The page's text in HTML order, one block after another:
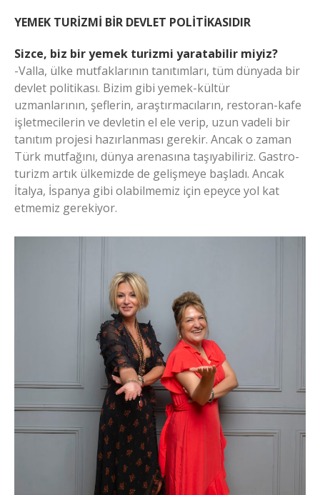
YEMEK TURİZMİ BİR DEVLET POLİTİKASIDIR
Sizce, biz bir yemek turizmi yaratabilir miyiz?
-Valla, ülke mutfaklarının tanıtımları, tüm dünyada bir
devlet politikası. Bizim gibi yemek-kültür
uzmanlarının, şeflerin, araştırmacıların, restoran-kafe
işletmecilerin ve devletin el ele verip, uzun vadeli bir
tanıtım projesi hazırlanması gerekir. Ancak o zaman
Türk mutfağını, dünya arenasına taşıyabiliriz. Gastro-
turizm artık ülkemizde de gelişmeye başladı. Ancak
İtalya, İspanya gibi olabilmemiz için epeyce yol kat
etmemiz gerekiyor.